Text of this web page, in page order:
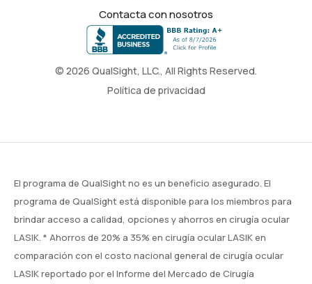
© 2026 QualSight, LLC., All Rights Reserved.
Política de privacidad
Contacta con nosotros
El programa de QualSight no es un beneficio asegurado. El
programa de QualSight está disponible para los miembros para
brindar acceso a calidad, opciones y ahorros en cirugía ocular
LASIK. * Ahorros de 20% a 35% en cirugía ocular LASIK en
comparación con el costo nacional general de cirugía ocular
LASIK reportado por el Informe del Mercado de Cirugía